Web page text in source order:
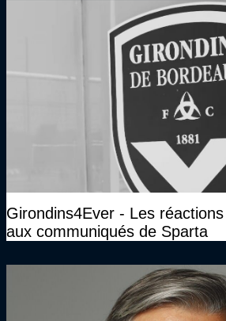
Girondins4Ever - Les
aux communiqués de Sparta